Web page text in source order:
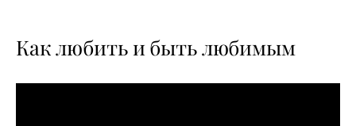
Как любить и быть любимым